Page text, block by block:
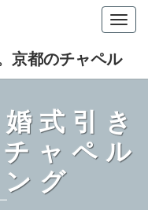
京都のチャペル
式引き
ャペル
グ